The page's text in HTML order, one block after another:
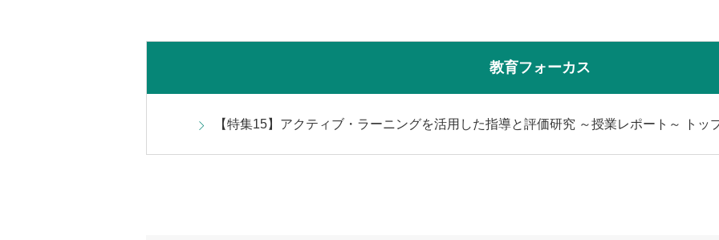
教育フォーカス
【特集15】アクティブ・ラーニングを活用した指導と評価研究 ～授業レポート～ トッ